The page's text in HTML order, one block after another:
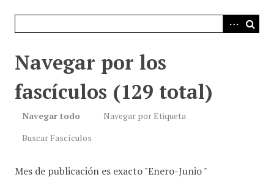
Navegar por los
fascículos (129 total)
Navegar todo
Navegar por Etiqueta
Buscar Fascículos
Mes de publicación es exacto "Enero-Junio "